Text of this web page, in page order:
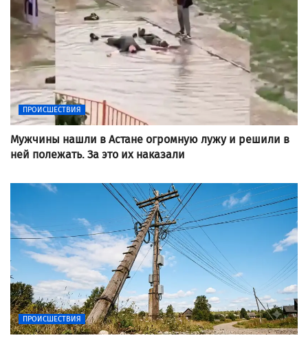
ПРОИСШЕСТВИЯ
Мужчины нашли в Астане огромную лужу и решили в
ней полежать. За это их наказали
ПРОИСШЕСТВИЯ